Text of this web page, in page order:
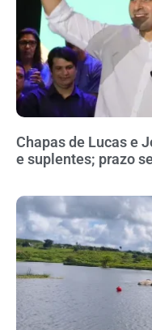
Chapas de Lucas e
e suplentes; prazo